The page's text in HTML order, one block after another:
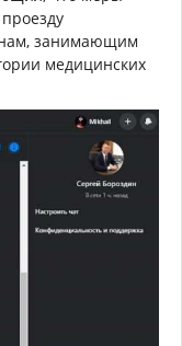
занимающим
медицинских